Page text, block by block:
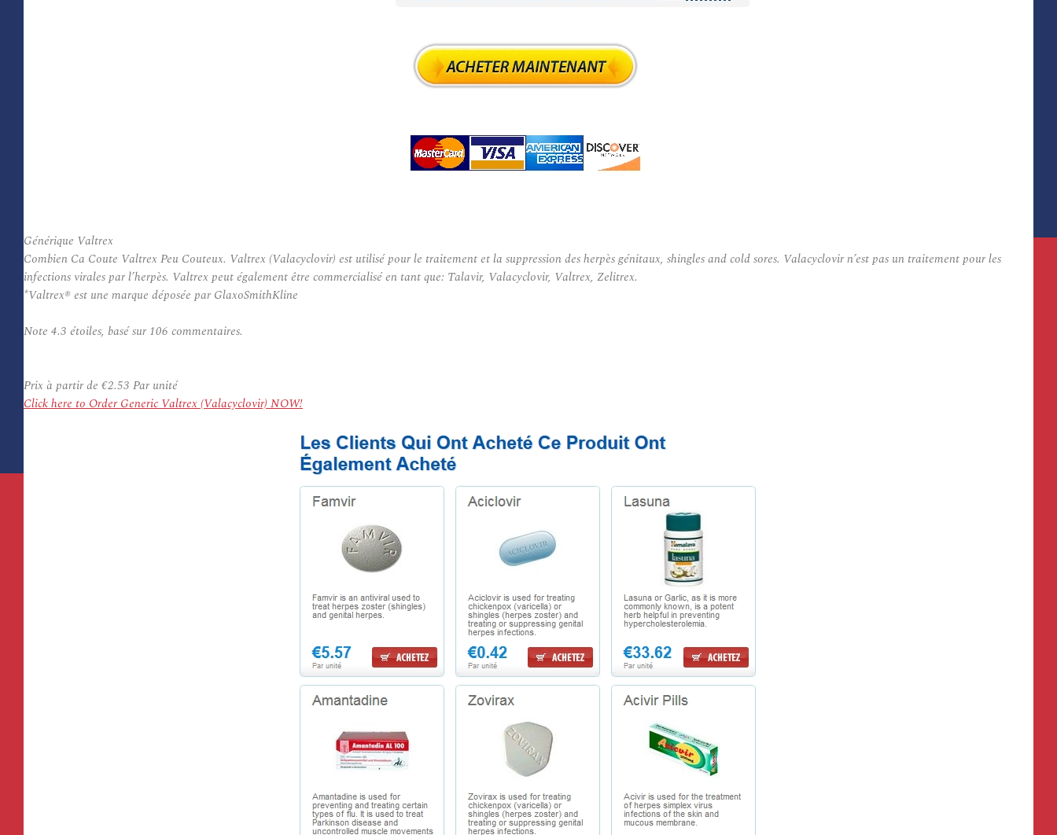
Générique Valtrex
Combien Ca Coute Valtrex Peu Couteux. Valtrex (Valacyclovir) est utilisé pour le traitement et la suppression des herpès génitaux, shingles and cold sores. Valacyclovir n’est pas un traitement pour les
infections virales par l’herpès. Valtrex peut également être commercialisé en tant que: Talavir, Valacyclovir, Valtrex, Zelitrex.
*Valtrex® est une marque déposée par GlaxoSmithKline
Note 4.3 étoiles, basé sur 106 commentaires.
Prix à partir de €2.53 Par unité
Click here to Order Generic Valtrex (Valacyclovir) NOW!